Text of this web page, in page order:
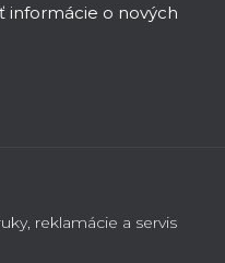
informácie o nových
reklamácie a servis